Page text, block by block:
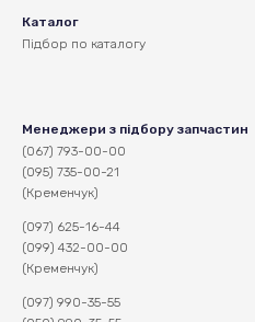
Каталог
Підбор по каталогу
Менеджери з підбору запчастин
(067) 793-00-00
(095) 735-00-21
(Кременчук)
(097) 625-16-44
(099) 432-00-00
(Кременчук)
(097) 990-35-55